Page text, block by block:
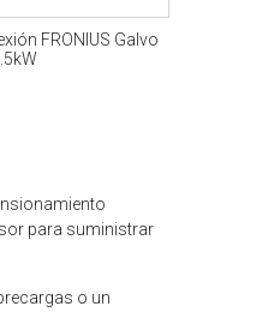
FRONIUS Galvo
para suministrar
o un